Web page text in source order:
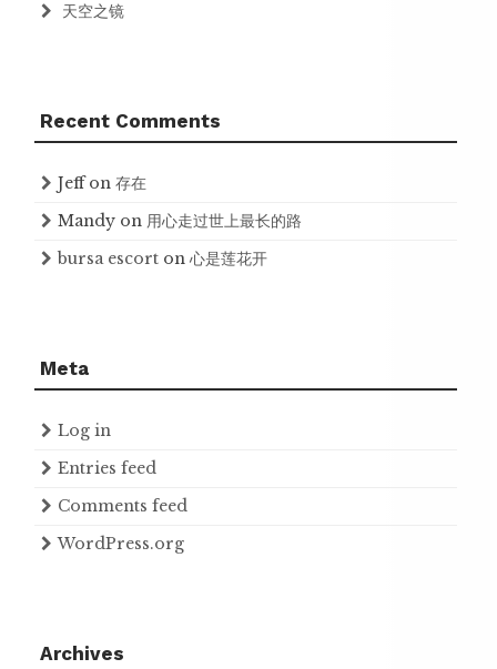
天空之镜
Recent Comments
Jeffon 存在
Mandy on 用心走过世上最长的路
bursa escort on 心是莲花开
Meta
Log in
Entries feed
Comments feed
WordPress.org
Archives